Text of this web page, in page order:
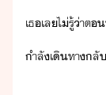
เธ​เล​ไ่รู้​่า​
ำลั​เิทา​ลั